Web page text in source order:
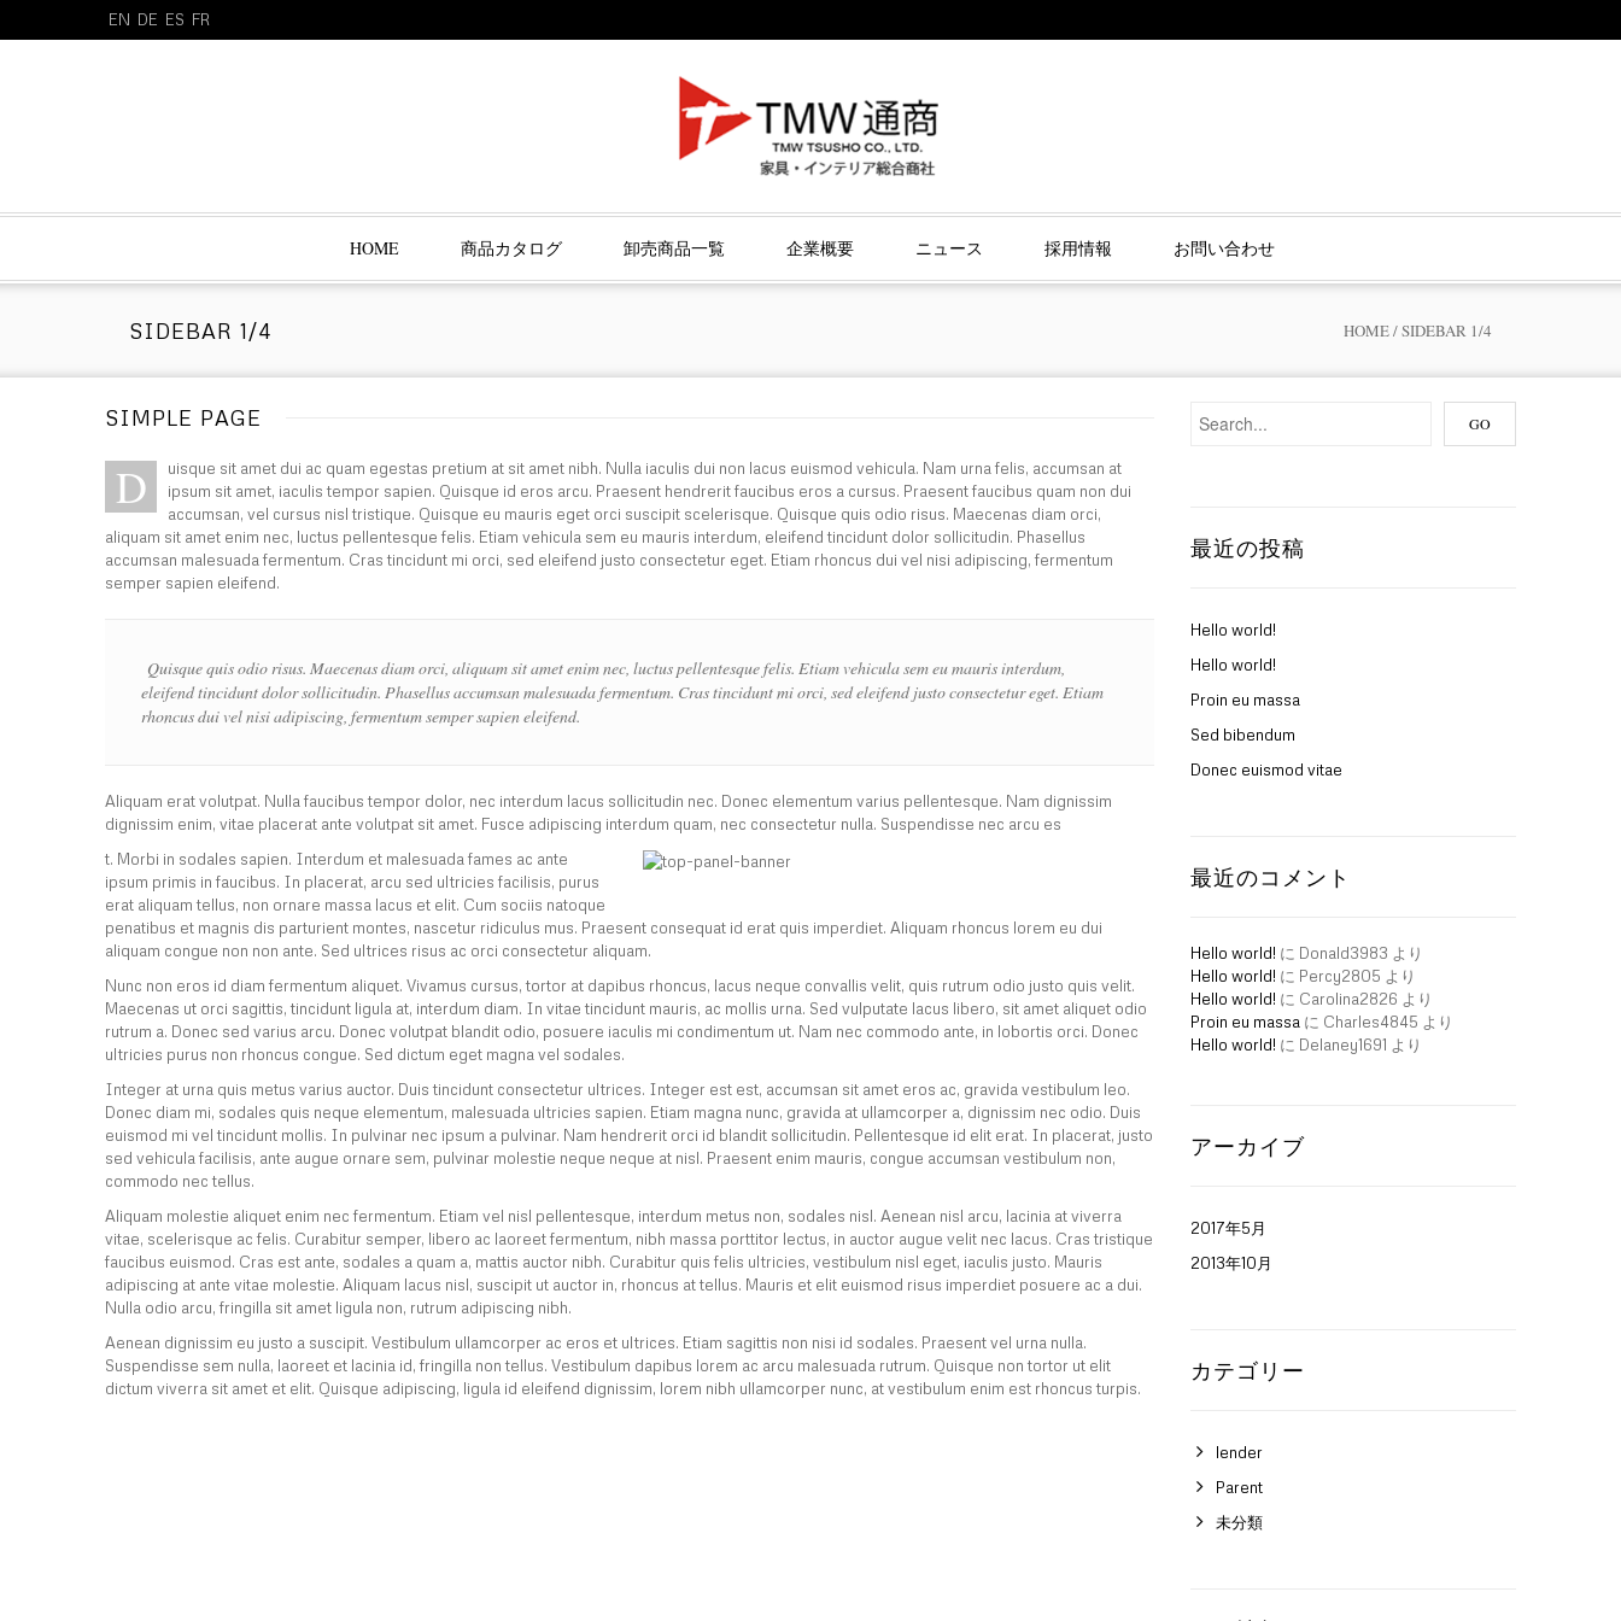
EN DE ES FR
HOME 商品カタログ 卸売商品一覧 企業概要 ニュース 採用情報 お問い合わせ
SIDEBAR 1/4 HOME/SIDEBAR 1/4
SIMPLE PAGE
D
uisque sit amet dui ac quam egestas pretium at sit amet nibh. Nulla iaculis dui non lacus euismod vehicula. Nam urna felis, accumsan at
ipsum sit amet, iaculis tempor sapien. Quisque id eros arcu. Praesent hendrerit faucibus eros a cursus. Praesent faucibus quam non dui
accumsan, vel cursus nisl tristique. Quisque eu mauris eget orci suscipit scelerisque. Quisque quis odio risus. Maecenas diam orci,
aliquam sit amet enim nec, luctus pellentesque felis. Etiam vehicula sem eu mauris interdum, eleifend tincidunt dolor sollicitudin. Phasellus
accumsan malesuada fermentum. Cras tincidunt mi orci, sed eleifend justo consectetur eget. Etiam rhoncus dui vel nisi adipiscing, fermentum
semper sapien eleifend.
Quisque quis odio risus. Maecenas diam orci, aliquam sit amet enim nec, luctus pellentesque felis. Etiam vehicula sem eu mauris interdum,
eleifend tincidunt dolor sollicitudin. Phasellus accumsan malesuada fermentum. Cras tincidunt mi orci, sed eleifend justo consectetur eget. Etiam
rhoncus dui vel nisi adipiscing, fermentum semper sapien eleifend.
Aliquam erat volutpat. Nulla faucibus tempor dolor, nec interdum lacus sollicitudin nec. Donec elementum varius pellentesque. Nam dignissim
dignissim enim, vitae placerat ante volutpat sit amet. Fusce adipiscing interdum quam, nec consectetur nulla. Suspendisse nec arcu es
t. Morbi in sodales sapien. Interdum et malesuada fames ac ante
ipsum primis in faucibus. In placerat, arcu sed ultricies facilisis, purus
erat aliquam tellus, non ornare massa lacus et elit. Cum sociis natoque
penatibus et magnis dis parturient montes, nascetur ridiculus mus. Praesent consequat id erat quis imperdiet. Aliquam rhoncus lorem eu dui
aliquam congue non non ante. Sed ultrices risus ac orci consectetur aliquam.
Nunc non eros id diam fermentum aliquet. Vivamus cursus, tortor at dapibus rhoncus, lacus neque convallis velit, quis rutrum odio justo quis velit.
Maecenas ut orci sagittis, tincidunt ligula at, interdum diam. In vitae tincidunt mauris, ac mollis urna. Sed vulputate lacus libero, sit amet aliquet odio
rutrum a. Donec sed varius arcu. Donec volutpat blandit odio, posuere iaculis mi condimentum ut. Nam nec commodo ante, in lobortis orci. Donec
ultricies purus non rhoncus congue. Sed dictum eget magna vel sodales.
Integer at urna quis metus varius auctor. Duis tincidunt consectetur ultrices. Integer est est, accumsan sit amet eros ac, gravida vestibulum leo.
Donec diam mi, sodales quis neque elementum, malesuada ultricies sapien. Etiam magna nunc, gravida at ullamcorper a, dignissim nec odio. Duis
euismod mi vel tincidunt mollis. In pulvinar nec ipsum a pulvinar. Nam hendrerit orci id blandit sollicitudin. Pellentesque id elit erat. In placerat, justo
sed vehicula facilisis, ante augue ornare sem, pulvinar molestie neque neque at nisl. Praesent enim mauris, congue accumsan vestibulum non,
commodo nec tellus.
Aliquam molestie aliquet enim nec fermentum. Etiam vel nisl pellentesque, interdum metus non, sodales nisl. Aenean nisl arcu, lacinia at viverra
vitae, scelerisque ac felis. Curabitur semper, libero ac laoreet fermentum, nibh massa porttitor lectus, in auctor augue velit nec lacus. Cras tristique
faucibus euismod. Cras est ante, sodales a quam a, mattis auctor nibh. Curabitur quis felis ultricies, vestibulum nisl eget, iaculis justo. Mauris
adipiscing at ante vitae molestie. Aliquam lacus nisl, suscipit ut auctor in, rhoncus at tellus. Mauris et elit euismod risus imperdiet posuere ac a dui.
Nulla odio arcu, fringilla sit amet ligula non, rutrum adipiscing nibh.
Aenean dignissim eu justo a suscipit. Vestibulum ullamcorper ac eros et ultrices. Etiam sagittis non nisi id sodales. Praesent vel urna nulla.
Suspendisse sem nulla, laoreet et lacinia id, fringilla non tellus. Vestibulum dapibus lorem ac arcu malesuada rutrum. Quisque non tortor ut elit
dictum viverra sit amet et elit. Quisque adipiscing, ligula id eleifend dignissim, lorem nibh ullamcorper nunc, at vestibulum enim est rhoncus turpis.
最近の投稿
Hello world!
Hello world!
Proin eu massa
Sed bibendum
Donec euismod vitae
最近のコメント
Hello world! に Donald3983 より
Hello world! に Percy2805 より
Hello world! に Carolina2826 より
Proin eu massa に Charles4845 より
Hello world! に Delaney1691 より
アーカイブ
2017年5月
2013年10月
カテゴリー
lender
Parent
未分類